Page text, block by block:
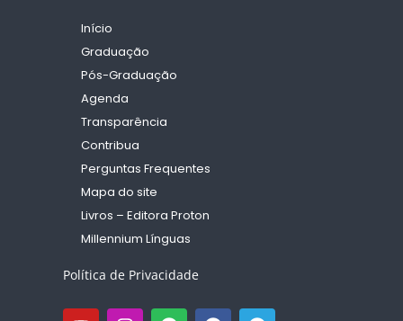
Início
Graduação
Pós-Graduação
Agenda
Transparência
Contribua
Perguntas Frequentes
Mapa do site
Livros – Editora Proton
Millennium Línguas
Política de Privacidade